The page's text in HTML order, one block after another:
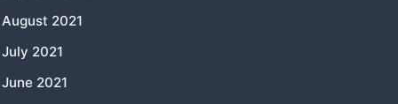
August 2021
July 2021
June 2021